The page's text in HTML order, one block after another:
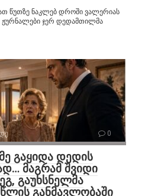
წუთზე ნაკლებ დროში ვალერიას
ჯერ დედამთილმა
0
გაყიდა დედის
მაგრამ შვიდი
გაუხსნელმა
განმავლობაში